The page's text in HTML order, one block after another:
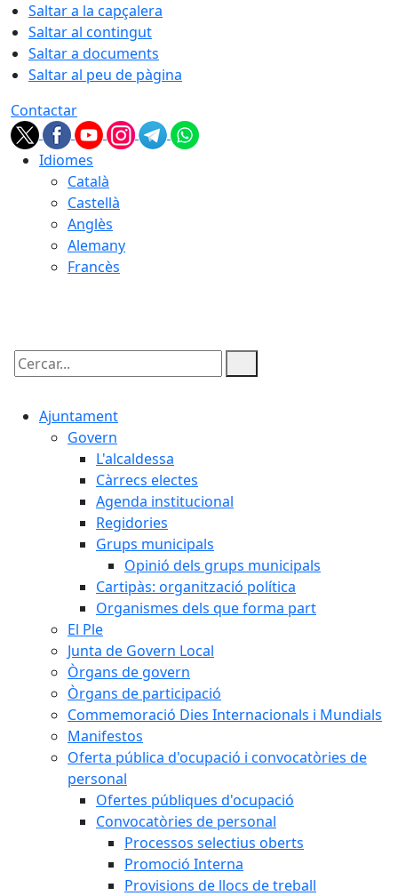
Saltar a la capçalera
Saltar al contingut
Saltar a documents
Saltar al peu de pàgina
Contactar
Idiomes
Català
Castellà
Anglès
Alemany
Francès
Cercar:
Ajuntament
Govern
L'alcaldessa
Càrrecs electes
Agenda institucional
Regidories
Grups municipals
Opinió dels grups municipals
Cartipàs: organització política
Organismes dels que forma part
El Ple
Junta de Govern Local
Òrgans de govern
Òrgans de participació
Commemoració Dies Internacionals i Mundials
Manifestos
Oferta pública d'ocupació i convocatòries de
personal
Ofertes públiques d'ocupació
Convocatòries de personal
Processos selectius oberts
Promoció Interna
Provisions de llocs de treball